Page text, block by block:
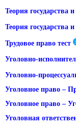
Теория государства
Теория государства
Трудовое право тест
Уголовно-
Уголовно-
Уголовное право –
Уголовное право –
Уголовная